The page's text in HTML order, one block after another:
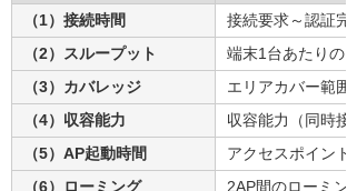
（1）接続時間
接続要求～認証完
（2）スループット
端末1台あたりの
（3）カバレッジ
エリアカバー範囲
（4）収容能力
収容能力（同時接
（5）AP起動時間
アクセスポイント
（6）ローミング
2AP間のローミン